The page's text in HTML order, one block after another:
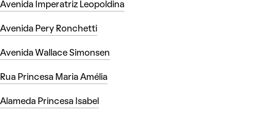
Avenida Imperatriz Leopoldina
Avenida Pery Ronchetti
Avenida Wallace Simonsen
Rua Princesa Maria Amélia
Alameda Princesa Isabel